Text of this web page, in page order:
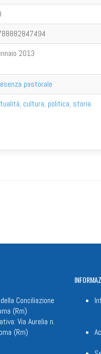
2013
pastorale
cultura, politica, storia
Conciliazione
(Rm)
Via Aurelia n.
(Rm)